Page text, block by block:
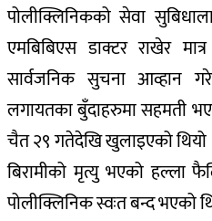
पोलीक्लिनिकको सेवा
एमबिबिएस डाक्टर राखेर
सार्वजनिक सुचना आव्हान
लगायतका बुँदाहरुमा सहमती
चैत २९ गतेदेखि खुलाइएको थियो
बिरामीको मृत्यु भएको हल्ला
पोलीक्लिनिक स्वःत बन्द भएको